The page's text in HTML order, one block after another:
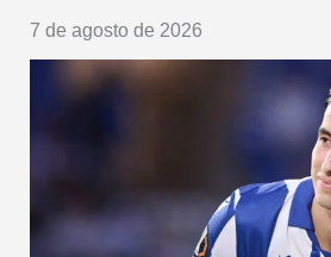
7 de agosto de 2026